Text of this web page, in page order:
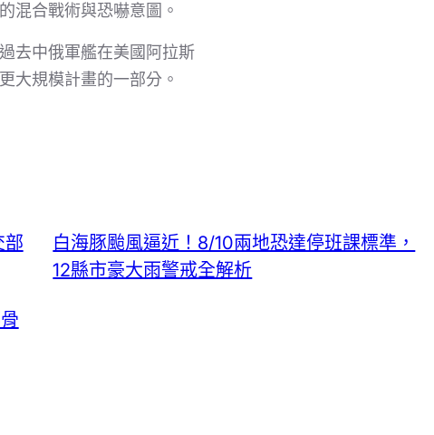
混合戰術與恐嚇意圖。
去中俄軍艦在美國阿拉斯
大規模計畫的一部分。
部
白海豚颱風逼近！8/10兩地恐達停班課標準，
12縣市豪大雨警戒全解析